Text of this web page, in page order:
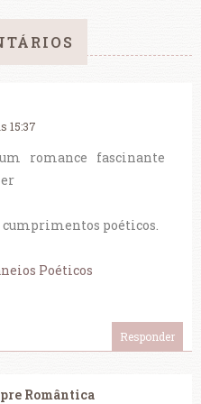
15:37
romance fascinante
poéticos.
Poéticos
Responder
Romântica